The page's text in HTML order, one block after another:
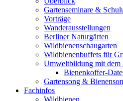
Gartenseminare &
Vorträge
Wanderausstellungen
Berliner Naturgärten
Wildbienenschaugarten
Wildbienenbuffets für
Umweltbildung mit dem
Bienenkoffer-
Gartensong &
Fachinfos
Wildbienen